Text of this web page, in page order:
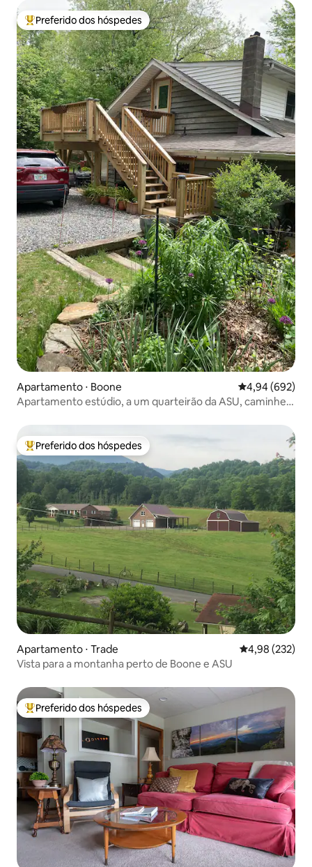
Entre os melhores preferidos dos hóspedes
Preferido dos hóspedes
Apartamento ⋅ Boone 4,94 de uma
4,94 (692)
Apartamento estúdio, a um quarteirão da ASU, caminhe
Entre os melhores preferidos dos hóspedes
Preferido dos hóspedes
Apartamento ⋅ Trade 4,98 de uma
4,98 (232)
Vista para a montanha perto de Boone e ASU
Entre os melhores preferidos dos hóspedes
Preferido dos hóspedes